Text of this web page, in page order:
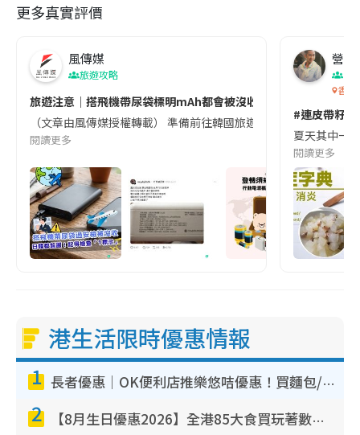
更多真實評價
風傳媒
旅遊攻略
旅遊注意｜搭飛機帶尿袋標明mAh都會被沒收😱出發前切記檢查
（文章由風傳媒授權轉載） 準備前往韓國旅遊的民眾，近期要
閱讀更多
營養
香港
#連皮帶籽
夏天其中一
閱讀更多
港生活限時優惠情報
1 長者優惠｜OK便利店推樂悠咭優惠！買麵包/牛奶/保健品拍卡即減
2 【8月生日優惠2026】全港85大食買玩著數攻略 自助餐/火鍋放題同行免費＋誠品/DONKI送現金券